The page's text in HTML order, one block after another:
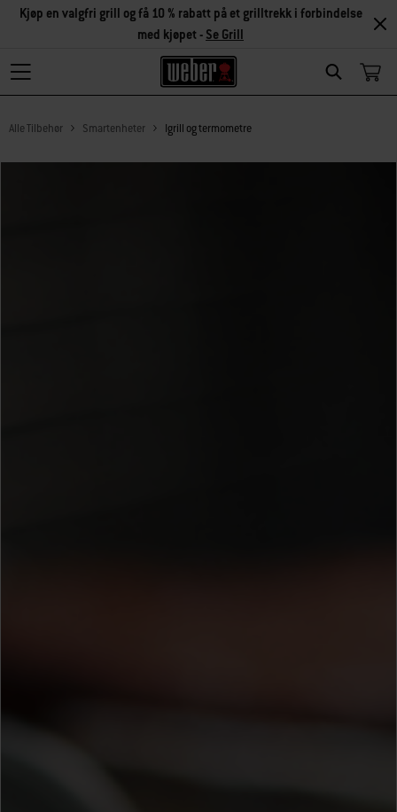
Search
Kjøp en valgfri grill og få 10 % rabatt på et grilltrekk i forbindelse
med kjøpet - Se Grill
Alle Tilbehør Smartenheter Igrill og termometre